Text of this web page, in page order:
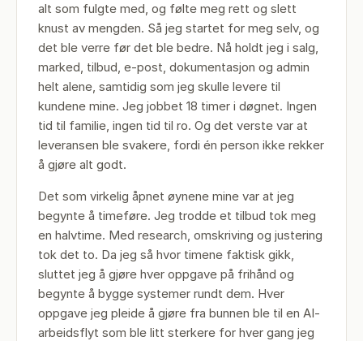
alt som fulgte med, og følte meg rett og slett
knust av mengden. Så jeg startet for meg selv, og
det ble verre før det ble bedre. Nå holdt jeg i salg,
marked, tilbud, e-post, dokumentasjon og admin
helt alene, samtidig som jeg skulle levere til
kundene mine. Jeg jobbet 18 timer i døgnet. Ingen
tid til familie, ingen tid til ro. Og det verste var at
leveransen ble svakere, fordi én person ikke rekker
å gjøre alt godt.
Det som virkelig åpnet øynene mine var at jeg
begynte å timeføre. Jeg trodde et tilbud tok meg
en halvtime. Med research, omskriving og justering
tok det to. Da jeg så hvor timene faktisk gikk,
sluttet jeg å gjøre hver oppgave på frihånd og
begynte å bygge systemer rundt dem. Hver
oppgave jeg pleide å gjøre fra bunnen ble til en AI-
arbeidsflyt som ble litt sterkere for hver gang jeg